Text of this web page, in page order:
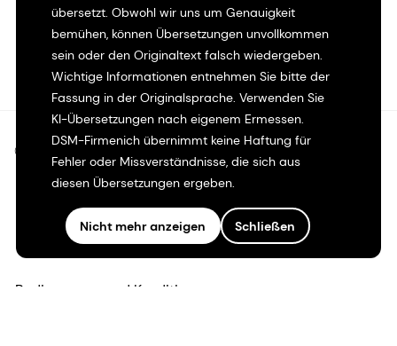
übersetzt. Obwohl wir uns um Genauigkeit
bemühen, können Übersetzungen unvollkommen
sein oder den Originaltext falsch wiedergeben.
Wichtige Informationen entnehmen Sie bitte der
Fassung in der Originalsprache. Verwenden Sie
KI-Übersetzungen nach eigenem Ermessen.
DSM-Firmenich übernimmt keine Haftung für
Fehler oder Missverständnisse, die sich aus
diesen Übersetzungen ergeben.
Nicht mehr anzeigen Schließen
©2026 dsm-firmenich. Alle Rechte vorbehalten.
Bedingungen für die Nutzung
Bedingungen und Konditionen